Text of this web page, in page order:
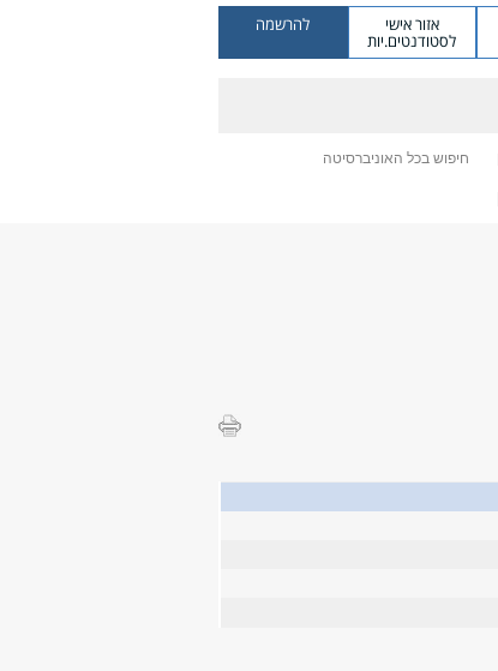
אזור אישי
לסטודנטים.יות
להרשמה
חיפוש בכל האוניברסיטה